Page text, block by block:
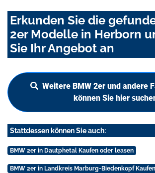
Erkunden Sie die
2er Modelle in Herborn
Sie Ihr Angebot an
Weitere BMW 2er und andere
können Sie hier
Stattdessen können Sie auch:
BMW 2er in Dautphetal Kaufen oder leasen
BMW 2er in Landkreis Marburg-Biedenkopf